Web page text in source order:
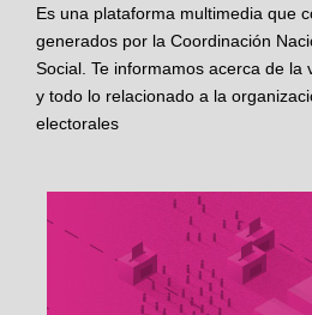
Es una plataforma multimedia que
generados por la Coordinación
Social. Te informamos acerca de la
y todo lo relacionado a la
electorales